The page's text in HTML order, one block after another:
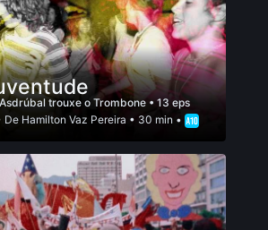
Asdrúbal trouxe o Trombone • 13 eps
De Hamilton Vaz Pereira • 30 min •